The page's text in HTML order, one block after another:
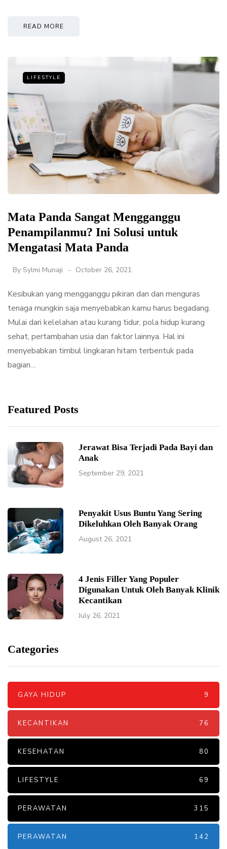
READ MORE
LIFESTYLE
Mata Panda Sangat Mengganggu
Penampilanmu? Ini Solusi untuk
Mengatasi Mata Panda
By Sylmi Munaji October 26, 2021
Kesibukan yang mengganggu pikiran dan dan menguras
tenaga mungkin saja menyebabkan kamu harus begadang.
Mulai dari kelelahan atau kurang tidur, pola hidup kurang
sehat, pertambahan usia dan faktor lainnya. Hal ini
menyebabkan timbul lingkaran hitam terbentuk pada
bagian…
Featured Posts
Jerawat Bisa Terjadi Pada Bayi dan
Anak
September 29, 2021
Penyakit Usus Buntu Yang Sering
Dikeluhkan Oleh Banyak Orang
August 26, 2021
4 Jenis Filler Yang Populer
Digunakan Untuk Oleh Banyak Klinik
Kecantikan
July 26, 2021
Categories
GAYA HIDUP 9
KECANTIKAN 76
KESEHATAN 80
LIFESTYLE 69
PERAWATAN 315
PERAWATAN 142